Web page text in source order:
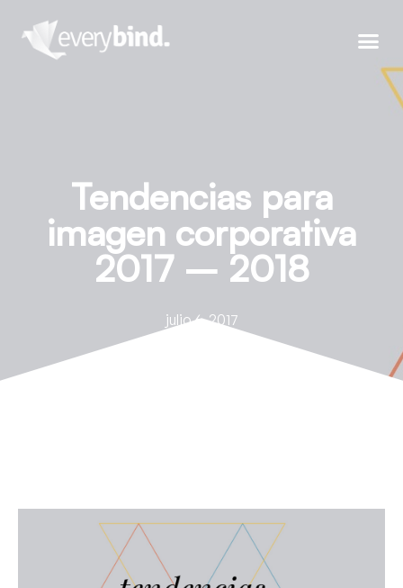
Tendencias para
imagen corporativa
2017 – 2018
julio 6, 2017